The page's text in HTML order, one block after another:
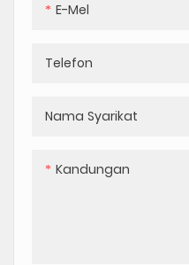
E-Mel
Telefon
Nama Syarikat
Kandungan